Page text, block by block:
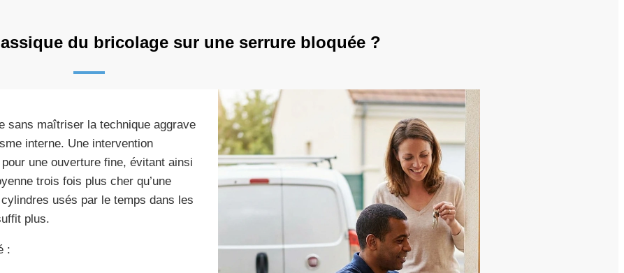
du bricolage sur une serrure bloquée ?
sans maîtriser la technique aggrave
interne. Une intervention
une ouverture fine, évitant ainsi
trois fois plus cher qu’une
usés par le temps dans les
plus.
: